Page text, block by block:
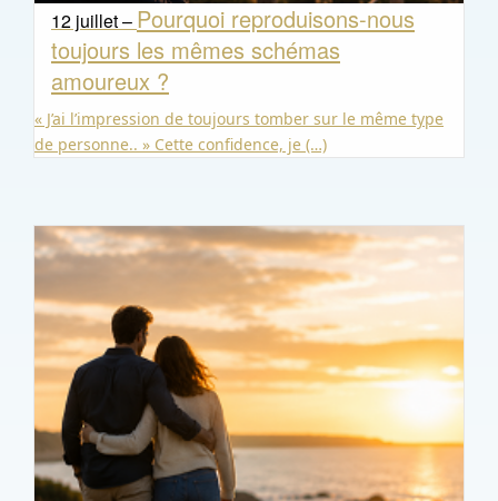
12 juillet – Pourquoi reproduisons-nous
toujours les mêmes schémas
amoureux ?
« J’ai l’impression de toujours tomber sur le même type
de personne.. » Cette confidence, je (…)